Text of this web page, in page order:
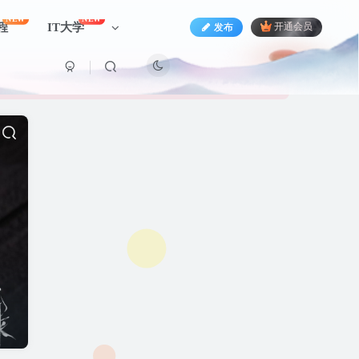
NEW
IT大学
NEW
发布 开通会员